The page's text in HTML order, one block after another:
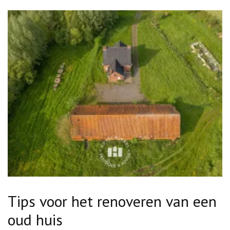
Tips voor het renoveren van een
oud huis